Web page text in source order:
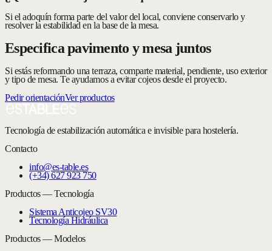
Si el adoquín forma parte del valor del local, conviene conservarlo y
resolver la estabilidad en la base de la mesa.
Especifica pavimento y mesa juntos
Si estás reformando una terraza, comparte material, pendiente, uso exterior
y tipo de mesa. Te ayudamos a evitar cojeos desde el proyecto.
Pedir orientaciónVer productos
Tecnología de estabilización automática e invisible para hostelería.
Contacto
info@es-table.es
(+34) 627 923 750
Productos — Tecnología
Sistema Anticojeo SV30
Tecnología Hidráulica
Productos — Modelos